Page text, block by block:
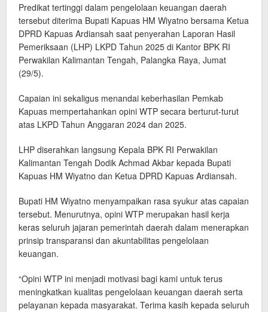
Predikat tertinggi dalam pengelolaan keuangan daerah
tersebut diterima Bupati Kapuas HM Wiyatno bersama Ketua
DPRD Kapuas Ardiansah saat penyerahan Laporan Hasil
Pemeriksaan (LHP) LKPD Tahun 2025 di Kantor BPK RI
Perwakilan Kalimantan Tengah, Palangka Raya, Jumat
(29/5).
Capaian ini sekaligus menandai keberhasilan Pemkab
Kapuas mempertahankan opini WTP secara berturut-turut
atas LKPD Tahun Anggaran 2024 dan 2025.
LHP diserahkan langsung Kepala BPK RI Perwakilan
Kalimantan Tengah Dodik Achmad Akbar kepada Bupati
Kapuas HM Wiyatno dan Ketua DPRD Kapuas Ardiansah.
Bupati HM Wiyatno menyampaikan rasa syukur atas capaian
tersebut. Menurutnya, opini WTP merupakan hasil kerja
keras seluruh jajaran pemerintah daerah dalam menerapkan
prinsip transparansi dan akuntabilitas pengelolaan
keuangan.
“Opini WTP ini menjadi motivasi bagi kami untuk terus
meningkatkan kualitas pengelolaan keuangan daerah serta
pelayanan kepada masyarakat. Terima kasih kepada seluruh